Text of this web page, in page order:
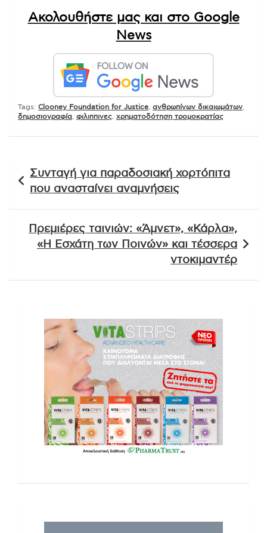
Ακολουθήστε μας και στο Google
News
Tags: Clooney Foundation for Justice ανθρωπίνων δικαιωμάτων
δημοσιογραφία φιλιππινες χρηματοδότηση τρομοκρατίας
άρθρων
Συνταγή για παραδοσιακή χορτόπιτα
που ανασταίνει αναμνήσεις
Πρεμιέρες ταινιών: «Άμνετ», «Κάρλα»,
«Η Εσχάτη των Ποινών» και τέσσερα
ντοκιμαντέρ